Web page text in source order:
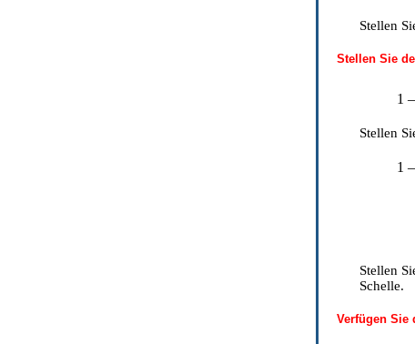
Stellen
Stellen Sie
1
Stellen
1
Stellen
Schelle.
Verfügen Sie